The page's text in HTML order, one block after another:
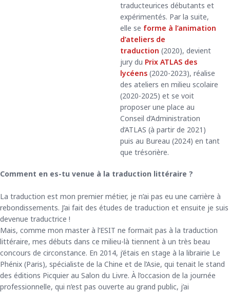
traducteurices débutants et
expérimentés. Par la suite,
elle se forme à l’animation
d’ateliers de
traduction (2020), devient
jury du Prix ATLAS des
lycéens (2020-2023), réalise
des ateliers en milieu scolaire
(2020-2025) et se voit
proposer une place au
Conseil d’Administration
d’ATLAS (à partir de 2021)
puis au Bureau (2024) en tant
que trésorière.
Comment en es-tu venue à la traduction littéraire ?
La traduction est mon premier métier, je n’ai pas eu une carrière à
rebondissements. J’ai fait des études de traduction et ensuite je suis
devenue traductrice !
Mais, comme mon master à l’ESIT ne formait pas à la traduction
littéraire, mes débuts dans ce milieu-là tiennent à un très beau
concours de circonstance. En 2014, j’étais en stage à la librairie Le
Phénix (Paris), spécialiste de la Chine et de l’Asie, qui tenait le stand
des éditions Picquier au Salon du Livre. À l’occasion de la journée
professionnelle, qui n’est pas ouverte au grand public, j’ai